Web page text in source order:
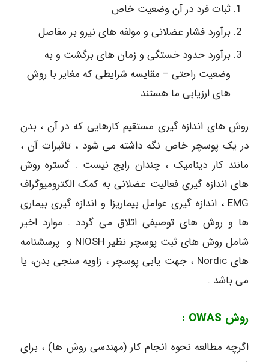
ثبات فرد در آن وضعیت خاص
برآورد فشار عضلانی و مولفه های نیرو بر مفاصل
برآورد حدود خستگی و زمان های برگشت و به
وضعیت راحتی – مقایسه شرایطی که مغایر با روش
های ارزیابی ما هستند
روش های اندازه گیری مستقیم کارهایی که در آن ، بدن
در یک پوسچر خاص نگه داشته می شود ، تاثیرات آن ،
مانند کار دینامیک ، چندان رایج نیست . گستره روش
های اندازه گیری فعالیت عضلانی به کمک الکترومیوگراف
EMG ، اندازه گیری عوامل بیماریزا و اندازه گیری بیماری
ها و روش های توصیفی اتلاق می گردد . موارد اخیر
شامل روش های ثبت پوسچر نظیر NIOSH و پرسشنامه
های Nordic ، جهت یابی پوسچر ، زاویه سنجی بدن، یا
می باشد .
روش OWAS :
اگرچه مطالعه نحوه انجام کار (مهندسی روش ها) ، برای